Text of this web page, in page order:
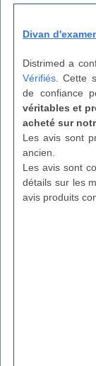
Divan
Distrimed a
Vérifiés . Cette
de confiance
véritables et
acheté sur
Les avis sont
ancien.
Les avis sont
détails sur les
avis produits